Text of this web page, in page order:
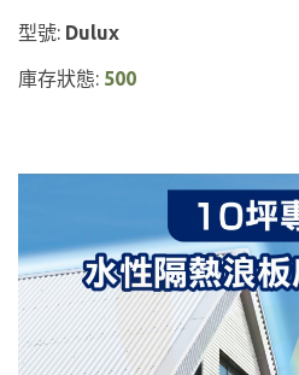
型號: Dulux
庫存狀態: 500